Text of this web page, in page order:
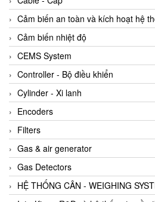
Cảm biến an toàn và kích hoạt hệ
Cảm biến nhiệt độ
CEMS System
Controller - Bộ điều khiển
Cylinder - Xi lanh
Encoders
Filters
Gas & air generator
Gas Detectors
HỆ THỐNG CÂN - WEIGHING